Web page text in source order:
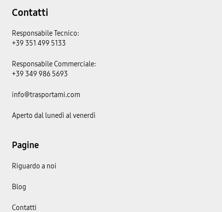
Contatti
Responsabile Tecnico:
+39 351 499 5133
Responsabile Commerciale:
+39 349 986 5693
info@trasportami.com
Aperto dal lunedì al venerdì
Pagine
Riguardo a noi
Blog
Contatti